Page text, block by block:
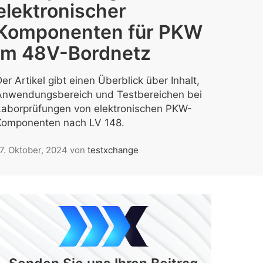
für PKW
48V-Bordnetz
Artikel gibt einen Überblick über Inhalt,
und Testbereichen bei
von elektronischen PKW-
nach LV 148.
Oktober, 2024 von testxchange